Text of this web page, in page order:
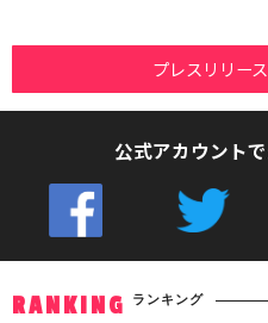
プレスリリー
公式アカウント
RANKING ランキング